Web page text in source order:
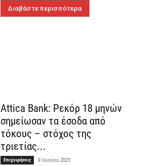
Διαβάστε περισσότερα
Attica Bank: Ρεκόρ 18 μηνών
σημείωσαν τα έσοδα από
τόκους – στόχος της
τριετίας...
Επιχειρήσεις 9 Ιουνίου 2023